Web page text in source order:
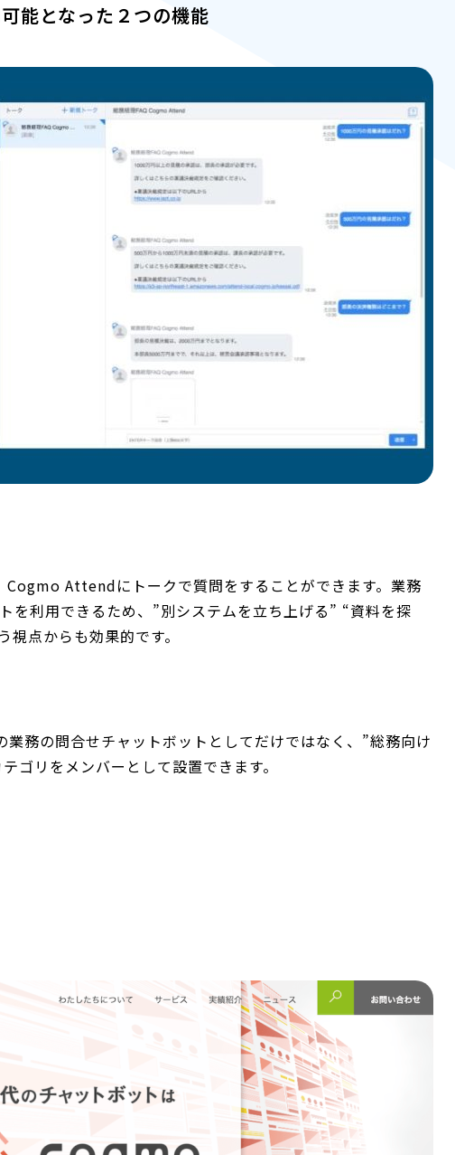
能となった２つの機能
Attendにトークで質問をすることができます。業務
を利用できるため、”別システムを立ち上げる” “資料を探
点からも効果的です。
務の問合せチャットボットとしてだけではなく、”総務向け
ゴリをメンバーとして設置できます。